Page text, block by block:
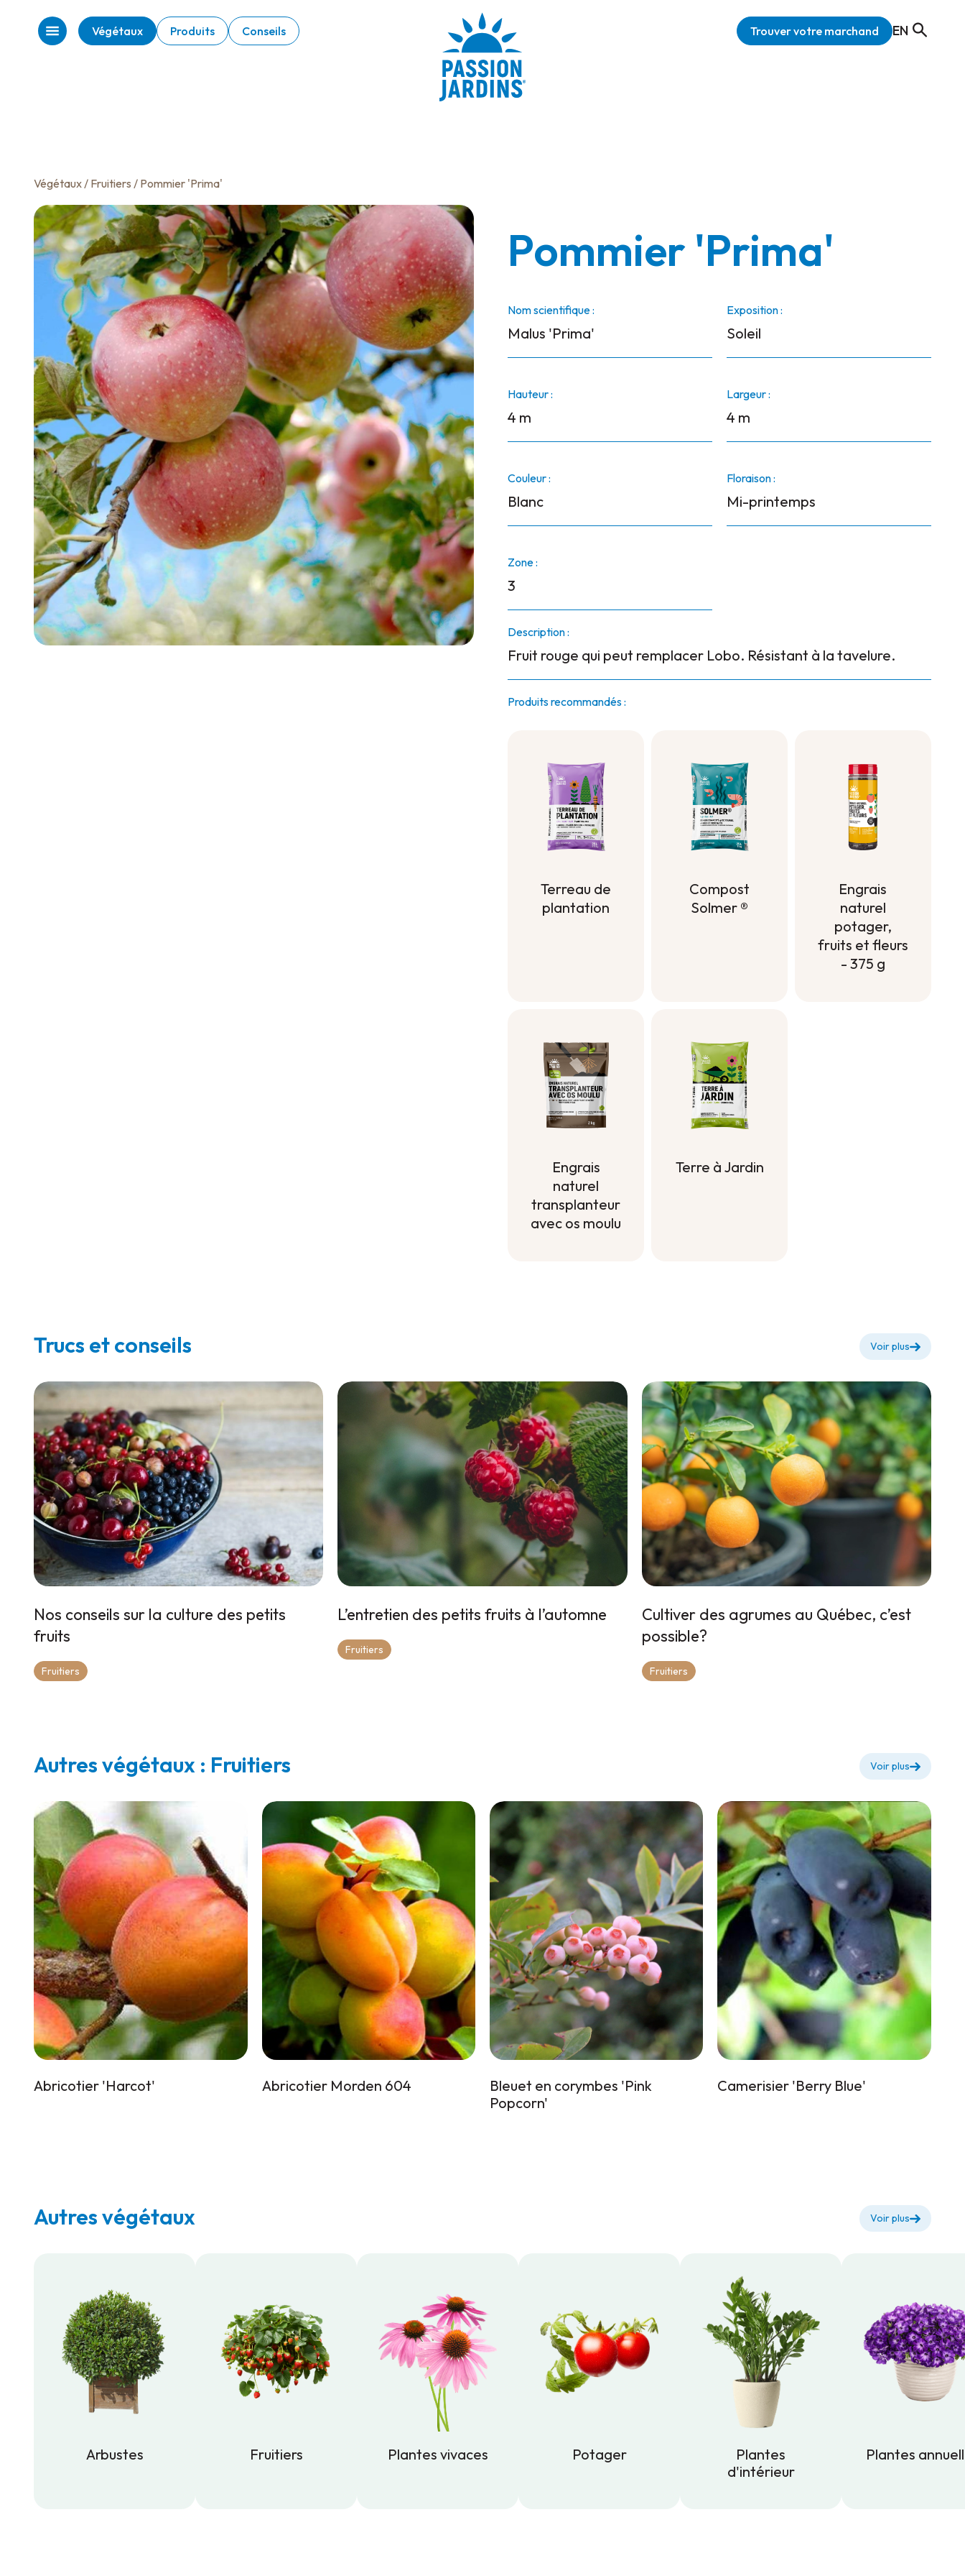
Végétaux Produits Conseils Trouver votre marchand EN
Végétaux/ Fruitiers / Pommier 'Prima'
Pommier 'Prima'
Nom scientifique :
Malus 'Prima'
Exposition :
Soleil
Hauteur :
4 m
Largeur :
4 m
Couleur :
Blanc
Floraison :
Mi-printemps
Zone :
3
Description :
Fruit rouge qui peut remplacer Lobo. Résistant à la tavelure.
Produits recommandés :
Terreau de
plantation
Compost
Solmer ®
Engrais
naturel
potager,
fruits et fleurs
- 375 g
Engrais
naturel
transplanteur
avec os moulu
Terre à Jardin
Trucs et conseils Voir plus
Nos conseils sur la culture des petits
fruits
Fruitiers
L’entretien des petits fruits à l’automne
Fruitiers
Cultiver des agrumes au Québec, c’est
possible?
Fruitiers
Autres végétaux : Fruitiers Voir plus
Abricotier 'Harcot' Abricotier Morden 604
Bleuet en corymbes 'Pink
Popcorn'
Camerisier 'Berry Blue'
Autres végétaux Voir plus
Arbustes
Fruitiers
Plantes vivaces
Potager
Plantes
d'intérieur
Plantes